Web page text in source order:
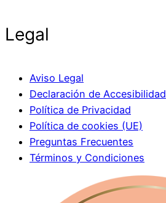
Legal
Aviso Legal
Declaración de Accesibilidad
Política de Privacidad
Política de cookies (UE)
Preguntas Frecuentes
Términos y Condiciones